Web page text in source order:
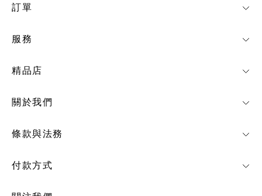
付款方式
訂單
服務
精品店
關於我們
條款與法務